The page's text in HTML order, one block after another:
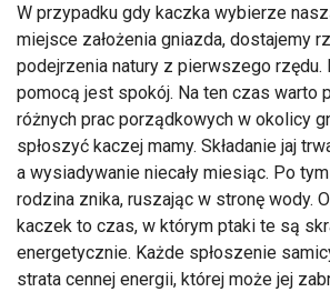
W przypadku gdy kaczka wybierze
miejsce założenia gniazda, dostajemy
podejrzenia natury z pierwszego rzędu.
pomocą jest spokój. Na ten czas warto
różnych prac porządkowych w okolicy
spłoszyć kaczej mamy. Składanie jaj
a wysiadywanie niecały miesiąc. Po
rodzina znika, ruszając w stronę wody.
kaczek to czas, w którym ptaki te są
energetycznie. Każde spłoszenie
strata cennej energii, której może jej